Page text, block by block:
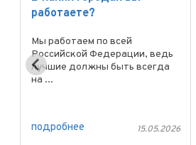
работаете?
Мы работаем по всей
Российской Федерации, ведь
лучшие должны быть всегда
на ...
подробнее 15.05.2026